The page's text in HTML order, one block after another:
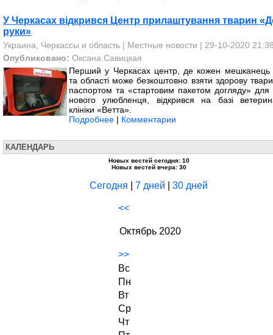
У Черкасах відкрився Центр прилаштування тварин
руки»
Украина, Черкассы и область | Местные новости | 29-10-2020
Опубликовано: Оксана Савицкая
Перший у Черкасах центр, де кожен мешканець
та області може безкоштовно взяти здорову
паспортом та «стартовим пакетом догляду» для
нового улюбленця, відкрився на базі
клініки «Ветта».
Подробнее | Комментарии
КАЛЕНДАРЬ
Новых вестей сегодня: 10
Новых вестей вчера: 30
Сегодня 7 дней 30 дней
<<
Октябрь 2020
>>
Вс
Пн
Вт
Ср
Чт